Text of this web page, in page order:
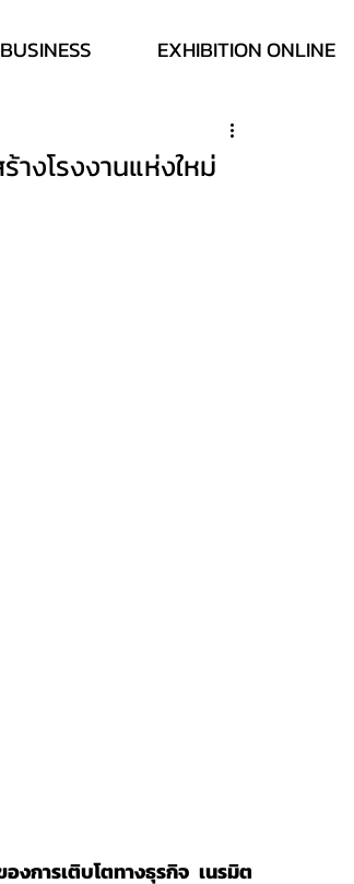
BUSINESS EXHIBITION ONLINE
งโรงงานแห่งใหม่